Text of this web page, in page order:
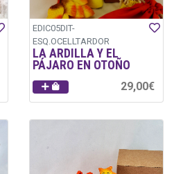
EDIC05DIT-
ESQ.OCELLTARDOR
LA ARDILLA Y EL
PÁJARO EN OTOÑO
29,00€